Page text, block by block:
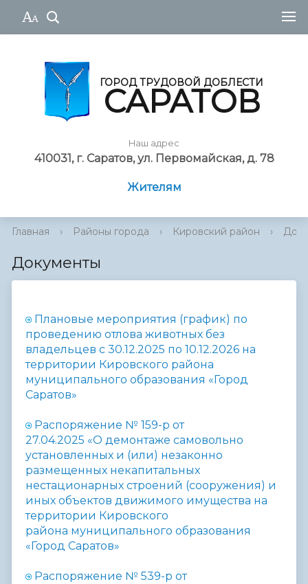
ГОРОД ТРУДОВОЙ ДОБЛЕСТИ
САРАТОВ
Наш адрес
410031, г. Саратов, ул. Первомайская, д. 78
Жителям
Главная › Районы города › Кировский район ›
Документы
Плановые мероприятия (график) по
проведению отлова животных без
владельцев с 30.12.2025 по 10.12.2026 на
территории Кировского района
муниципального образования «Город
Саратов»
Распоряжение № 159-р от
27.04.2025 «О демонтаже самовольно
установленных и (или) незаконно
размещенных некапитальных
нестационарных строений (сооружения) и
иных объектов движимого имущества на
территории Кировского
района муниципального образования
«Город Саратов»
Распоряжение № 539-р от